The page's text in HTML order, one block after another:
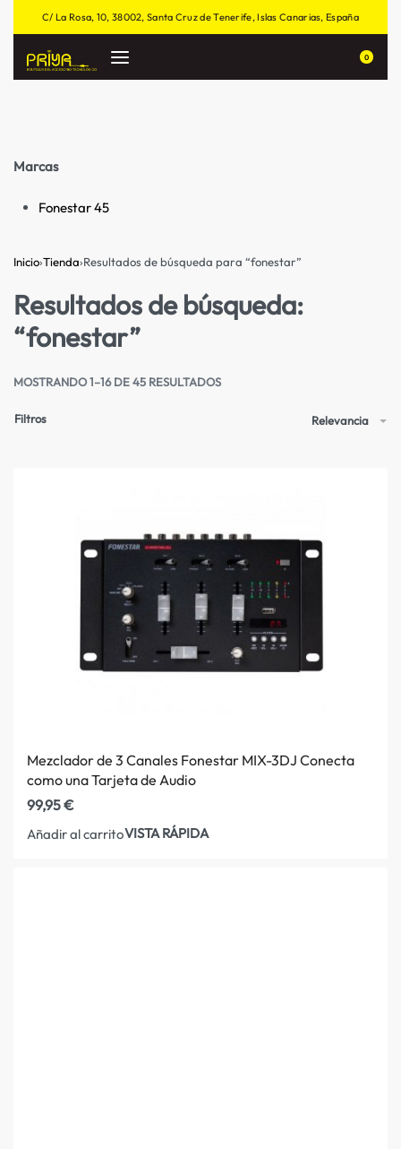
C/ La Rosa, 10, 38002, Santa Cruz de Tenerife, Islas Canarias, España
0
Marcas
Fonestar45
Inicio›Tienda›Resultados de búsqueda para “fonestar”
Resultados de búsqueda:
“fonestar”
MOSTRANDO 1–16 DE 45 RESULTADOS
Relevancia
Filtros
Mezclador de 3 Canales Fonestar MIX-3DJ Conecta
como una Tarjeta de Audio
99,95€
Añadir al carritoVISTA RÁPIDA